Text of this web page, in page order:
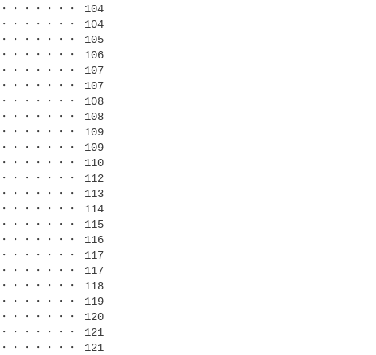
・・・・・・ 104
・・・・・ 104
・・・・・ 105
・・・・・ 106
・・・・・ 107
・・・・・ 107
・・・・・ 108
・・・・・ 108
・・・・・ 109
・・・・・ 109
・・・・・ 110
・・・・・ 112
・・・・・ 113
・・・・・ 114
・・・・・ 115
・・・・・ 116
・・・・・ 117
・・・・・ 117
・・・・・ 118
・・・・・ 119
・・・・・ 120
・・・・・ 121
・・・・・ 121